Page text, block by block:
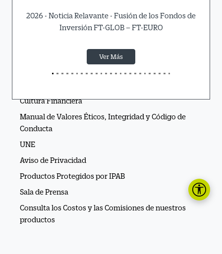
2026 - Noticia Relavante - Fusión de los Fondos de
Inversión FT-GLOB – FT-EURO
Ver Más
Cultura Financiera
Manual de Valores Éticos, Integridad y Código de
Conducta
UNE
Aviso de Privacidad
Productos Protegidos por IPAB
Sala de Prensa
Consulta los Costos y las Comisiones de nuestros
productos